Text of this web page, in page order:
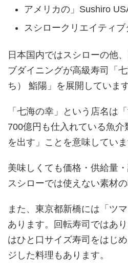
アメリカの」Sushiro
スシロークリエイティ
日本国内ではスシローの他
ブダイニングが高級寿司「
ち） 鮨陽」を展開しています
「七海の幸」という店名は
700億円も仕入れている魚
を出す」ことを意味していま
美味しくても価格・供給量
スシローでは使えない素材
また、東京都新橋には「ツ
あります。回転寿司ではあ
はひと口サイズ寿司をはじ
ジした料理もあります。